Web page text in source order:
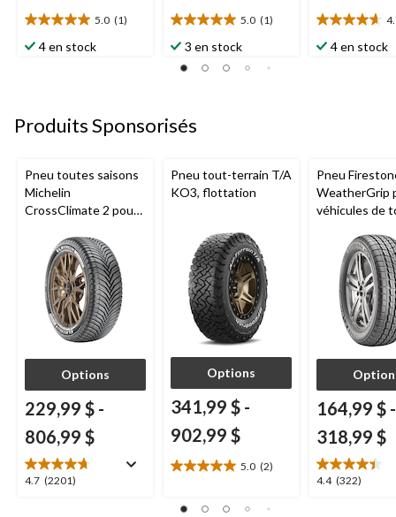
5.0 (1)
5.0
étoile(s)
4 en stock
5.0 (1)
5.0
étoile(s)
sur
3 en stock
4.7
étoile(s)
4 en stock
Produits Sponsorisés
Pneu toutes saisons
Michelin
CrossClimate 2 pour
et multisegments
Options
229,99 $ -
806,99 $
4.7 (2201)
4.7
Pneu tout-terrain T/A
KO3, flottation
Options
341,99 $ -
902,99 $
5.0 (2)
5.0
sur
Pneu
WeatherGrip
véhicules de
164,99 $ -
318,99 $
4.4 (322)
4.4